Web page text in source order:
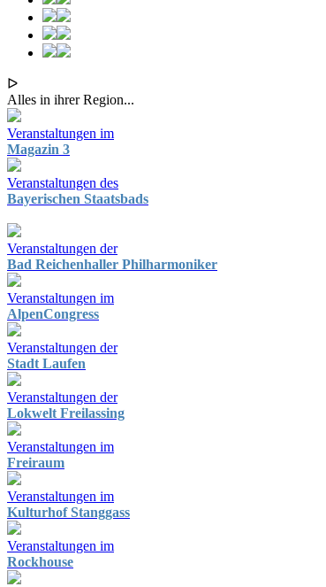
ᐅ
Alles in ihrer Region...
Veranstaltungen im
Magazin 3
Veranstaltungen des
Bayerischen Staatsbads
Veranstaltungen der
Bad Reichenhaller Philharmoniker
Veranstaltungen im
AlpenCongress
Veranstaltungen der
Stadt Laufen
Veranstaltungen der
Lokwelt Freilassing
Veranstaltungen im
Freiraum
Veranstaltungen im
Kulturhof Stanggass
Veranstaltungen im
Rockhouse